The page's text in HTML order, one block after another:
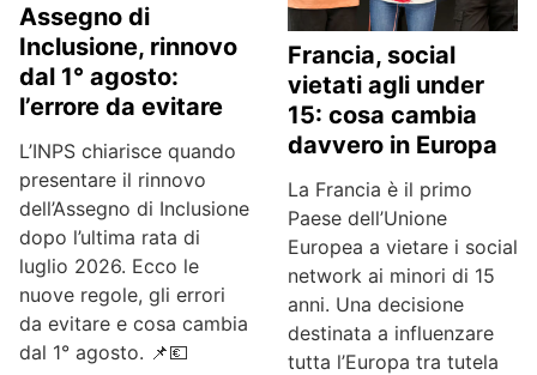
Assegno di
Inclusione, rinnovo
dal 1° agosto:
l’errore da evitare
L’INPS chiarisce quando
presentare il rinnovo
dell’Assegno di Inclusione
dopo l’ultima rata di
luglio 2026. Ecco le
nuove regole, gli errori
da evitare e cosa cambia
dal 1° agosto. 📌💶
Francia, social
vietati agli under
15: cosa cambia
davvero in Europa
La Francia è il primo
Paese dell’Unione
Europea a vietare i social
network ai minori di 15
anni. Una decisione
destinata a influenzare
tutta l’Europa tra tutela